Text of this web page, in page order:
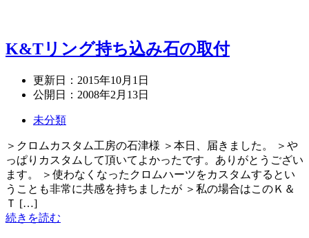
K&Tリング持ち込み石の取付
更新日： 2015年10月1日
公開日： 2008年2月13日
未分類
＞クロムカスタム工房の石津様 ＞本日、届きました。 ＞や
っぱりカスタムして頂いてよかったです。ありがとうござい
ます。 ＞使わなくなったクロムハーツをカスタムするとい
うことも非常に共感を持ちましたが ＞私の場合はこのＫ＆
Ｔ […]
続きを読む